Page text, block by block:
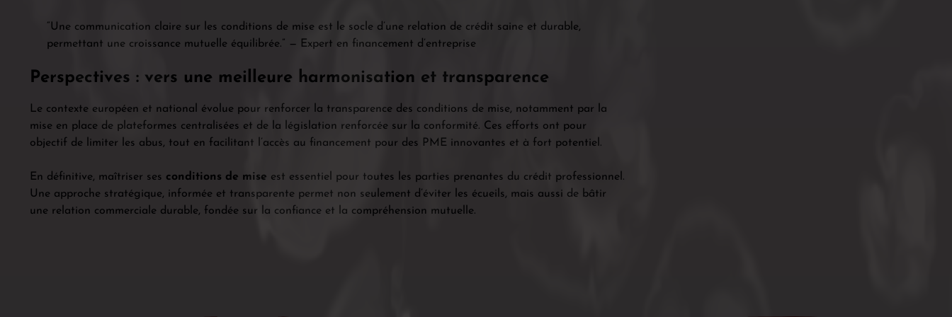
“Une communication claire sur les conditions de mise est le socle d’une relation de crédit saine et durable,
permettant une croissance mutuelle équilibrée.” — Expert en financement d’entreprise
Perspectives : vers une meilleure harmonisation et transparence
Le contexte européen et national évolue pour renforcer la transparence des conditions de mise, notamment par la
mise en place de plateformes centralisées et de la législation renforcée sur la conformité. Ces efforts ont pour
objectif de limiter les abus, tout en facilitant l’accès au financement pour des PME innovantes et à fort potentiel.
En définitive, maîtriser ses conditions de mise est essentiel pour toutes les parties prenantes du crédit professionnel.
Une approche stratégique, informée et transparente permet non seulement d’éviter les écueils, mais aussi de bâtir
une relation commerciale durable, fondée sur la confiance et la compréhension mutuelle.